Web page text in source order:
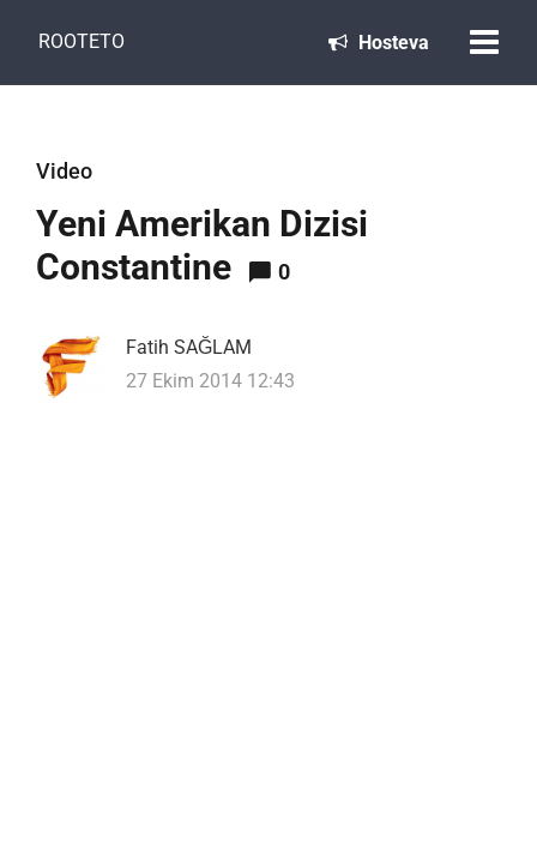
ROOTETO Hosteva
Video
Yeni Amerikan Dizisi
Constantine
0
Fatih SAĞLAM
27 Ekim 2014 12:43